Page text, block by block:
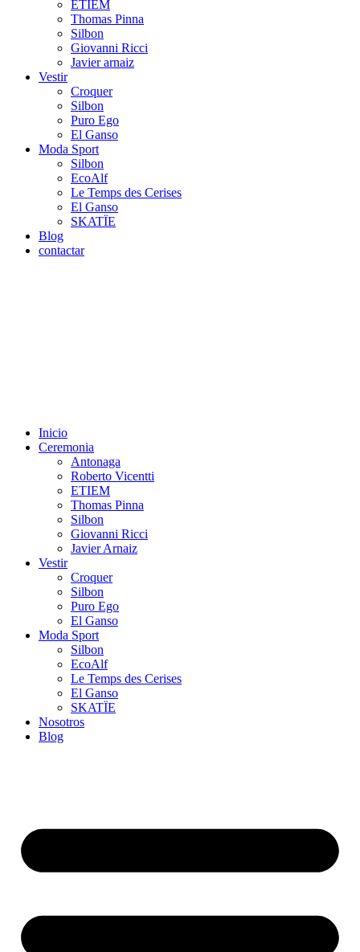
ETIEM
Thomas Pinna
Silbon
Giovanni Ricci
Javier arnaiz
Vestir
Croquer
Silbon
Puro Ego
El Ganso
Moda Sport
Silbon
EcoAlf
Le Temps des Cerises
El Ganso
SKATÏE
Blog
contactar
Inicio
Ceremonia
Antonaga
Roberto Vicentti
ETIEM
Thomas Pinna
Silbon
Giovanni Ricci
Javier Arnaiz
Vestir
Croquer
Silbon
Puro Ego
El Ganso
Moda Sport
Silbon
EcoAlf
Le Temps des Cerises
El Ganso
SKATÏE
Nosotros
Blog